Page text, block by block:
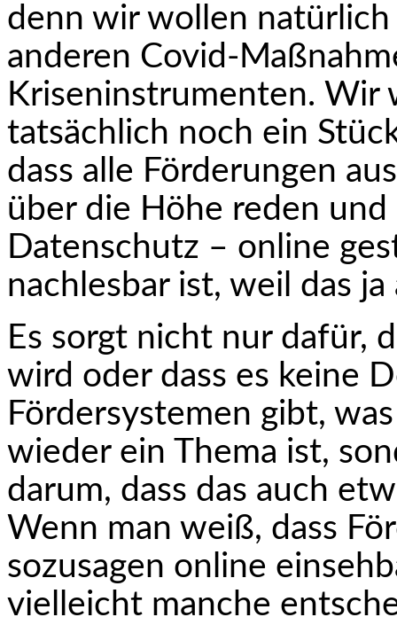
denn wir wollen natürlich
anderen Covid-
Kriseninstrumenten. Wir
tatsächlich noch ein
dass alle Förderungen
über die Höhe reden
Datenschutz – online
nachlesbar ist, weil das
Es sorgt nicht nur dafür,
wird oder dass es keine
Fördersystemen gibt,
wieder ein Thema ist,
darum, dass das auch
Wenn man weiß, dass
sozusagen online
vielleicht manche